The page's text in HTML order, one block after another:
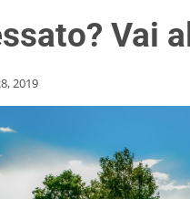
Vai
2019